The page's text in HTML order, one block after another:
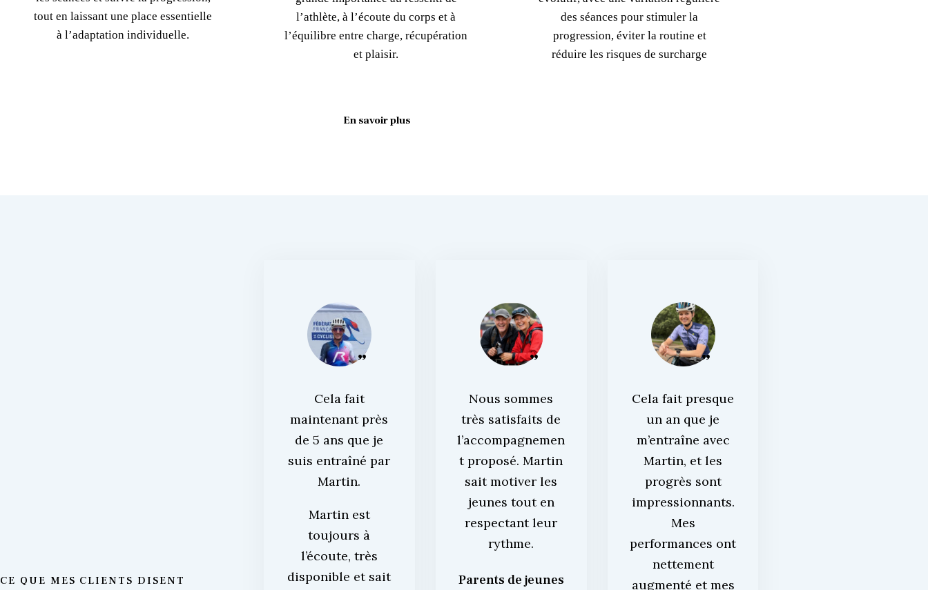
tout en laissant une place essentielle
à l’adaptation individuelle.
l’athlète, à l’écoute du corps et à
l’équilibre entre charge, récupération
et plaisir.
des séances pour stimuler la
progression, éviter la routine et
réduire les risques de surcharge
En savoir plus
CE QUE MES CLIENTS DISENT
Cela fait
maintenant près
de 5 ans que je
suis entraîné par
Martin.
Martin est
toujours à
l’écoute, très
disponible et sait
Nous sommes
très satisfaits de
l’accompagnemen
t proposé. Martin
sait motiver les
jeunes tout en
respectant leur
rythme.
Parents de jeunes
Cela fait presque
un an que je
m’entraîne avec
Martin, et les
progrès sont
impressionnants.
Mes
performances ont
nettement
augmenté et mes